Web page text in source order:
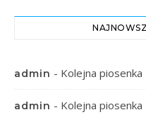
admin - Kolejna piosenka
admin - Kolejna piosenka